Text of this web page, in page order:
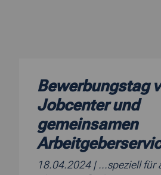
Bewerbungstag
Jobcenter und
gemeinsamen
18.04.2024 | ...speziell für